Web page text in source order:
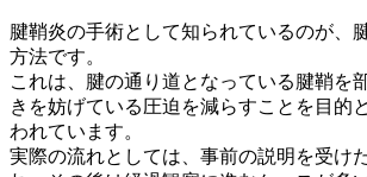
腱鞘炎の手術として知られているのが、
方法です。
これは、腱の通り道となっている腱鞘を
きを妨げている圧迫を減らすことを目的
われています。
実際の流れとしては、事前の説明を受け